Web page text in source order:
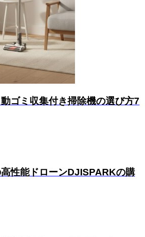
ゴミ収集付き掃除機の選び方7
性能ドローンDJISPARKの購